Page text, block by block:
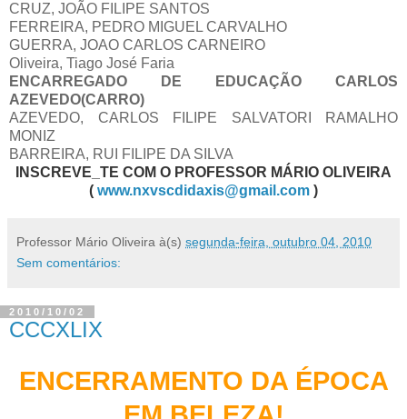
CRUZ, JOÃO FILIPE SANTOS
FERREIRA, PEDRO MIGUEL CARVALHO
GUERRA, JOAO CARLOS CARNEIRO
Oliveira, Tiago José Faria
ENCARREGADO DE EDUCAÇÃO CARLOS
AZEVEDO(CARRO)
AZEVEDO, CARLOS FILIPE SALVATORI RAMALHO
MONIZ
BARREIRA, RUI FILIPE DA SILVA
INSCREVE_TE COM O PROFESSOR MÁRIO OLIVEIRA
( www.nxvscdidaxis@gmail.com )
Professor Mário Oliveira à(s) segunda-feira, outubro 04, 2010
Sem comentários:
2010/10/02
CCCXLIX
ENCERRAMENTO DA ÉPOCA